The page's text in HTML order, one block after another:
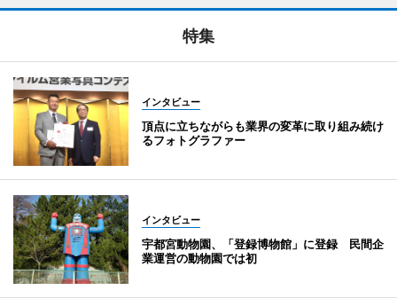
特集
インタビュー
頂点に立ちながらも業界の変革に取り組み続け
るフォトグラファー
インタビュー
宇都宮動物園、「登録博物館」に登録 民間企
業運営の動物園では初